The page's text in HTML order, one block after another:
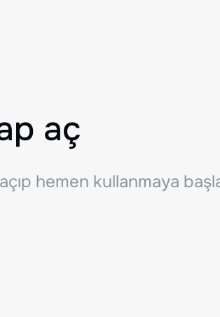
aç
hemen kullanmaya